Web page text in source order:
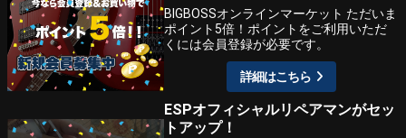
BIGBOSSオンラインマーケット ただいま
ポイント5倍！ポイントをご利用いただ
くには会員登録が必要です。
詳細はこちら
ESPオフィシャルリペアマンがセッ
トアップ！